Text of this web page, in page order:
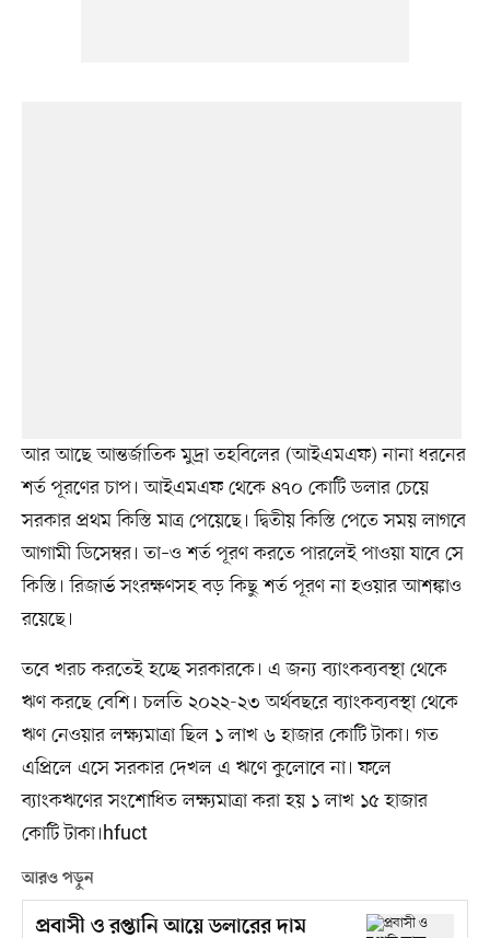
আর আছে আন্তর্জাতিক মুদ্রা তহবিলের (আইএমএফ) নানা ধরনের
শর্ত পূরণের চাপ। আইএমএফ থেকে ৪৭০ কোটি ডলার চেয়ে
সরকার প্রথম কিস্তি মাত্র পেয়েছে। দ্বিতীয় কিস্তি পেতে সময় লাগবে
আগামী ডিসেম্বর। তা–ও শর্ত পূরণ করতে পারলেই পাওয়া যাবে সে
কিস্তি। রিজার্ভ সংরক্ষণসহ বড় কিছু শর্ত পূরণ না হওয়ার আশঙ্কাও
রয়েছে।
তবে খরচ করতেই হচ্ছে সরকারকে। এ জন্য ব্যাংকব্যবস্থা থেকে
ঋণ করছে বেশি। চলতি ২০২২-২৩ অর্থবছরে ব্যাংকব্যবস্থা থেকে
ঋণ নেওয়ার লক্ষ্যমাত্রা ছিল ১ লাখ ৬ হাজার কোটি টাকা। গত
এপ্রিলে এসে সরকার দেখল এ ঋণে কুলোবে না। ফলে
ব্যাংকঋণের সংশোধিত লক্ষ্যমাত্রা করা হয় ১ লাখ ১৫ হাজার
কোটি টাকা।hfuct
আরও পড়ুন
প্রবাসী ও রপ্তানি আয়ে ডলারের দাম